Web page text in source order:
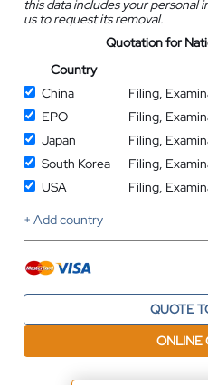
this data includes your personal
us to request its removal.
Quotation for
Country
China
Filing,
EPO
Filing,
Japan
Filing,
South Korea
Filing,
USA
Filing,
+ Add country
QUOTE
ONLINE